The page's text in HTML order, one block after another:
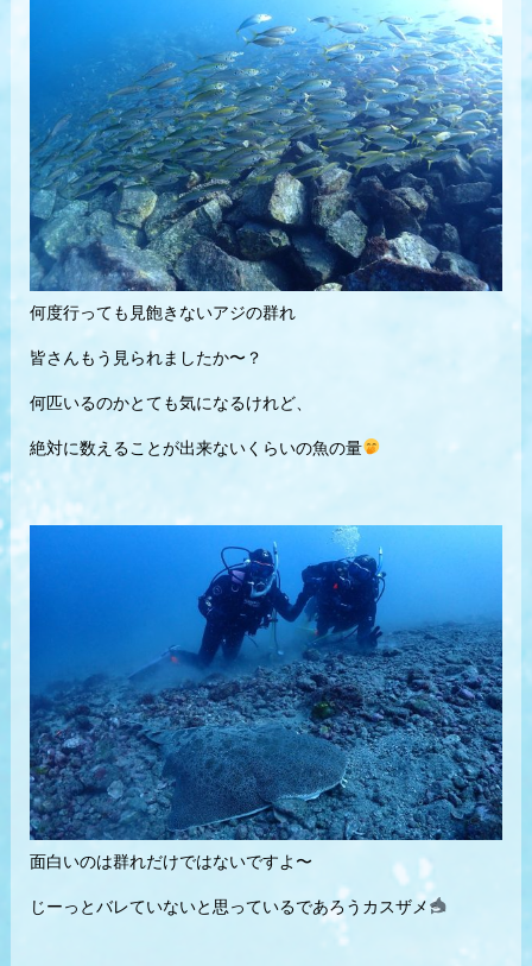
何度行っても見飽きないアジの群れ
皆さんもう見られましたか〜？
何匹いるのかとても気になるけれど、
絶対に数えることが出来ないくらいの魚の量
面白いのは群れだけではないですよ〜
じーっとバレていないと思っているであろうカスザメ